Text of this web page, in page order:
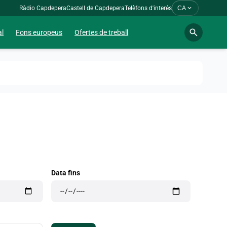
Ràdio CapdeperaCastell de CapdeperaTelèfons d'interés CA expand_more
Fons europeus Ofertes de treball search
Data fins